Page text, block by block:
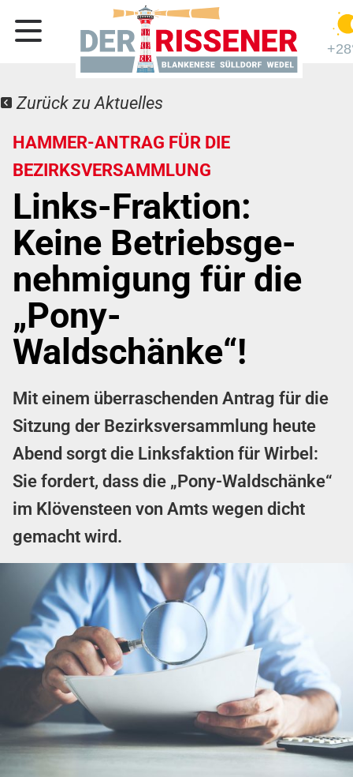
Zurück zu Aktuelles
HAMMER-ANTRAG FÜR DIE
BEZIRKSVERSAMMLUNG
Links-Fraktion:
Keine Betriebs­ge­
nehmigung für die
„Pony-
Waldschänke“!
Mit einem überraschenden Antrag für die
Sitzung der Bezirksversammlung heute
Abend sorgt die Linksfaktion für Wirbel:
Sie fordert, dass die „Pony-Waldschänke“
im Klövensteen von Amts wegen dicht
gemacht wird.